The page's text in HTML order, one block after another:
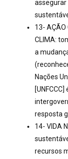
assegurar
13- AÇÃO
CLIMA:
a
Nações
resposta
14- VIDA
recursos